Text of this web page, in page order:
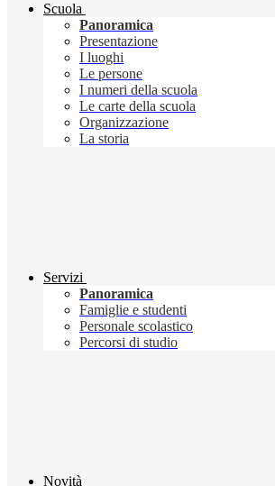
Scuola
Panoramica
Presentazione
I luoghi
Le persone
I numeri della scuola
Le carte della scuola
Organizzazione
La storia
Servizi
Panoramica
Famiglie e studenti
Personale scolastico
Percorsi di studio
Novità